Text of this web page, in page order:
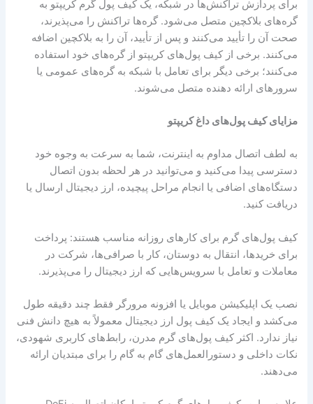
برای پردازش تراکنش‌ها در شبکه، یک کیف پول گرم کریپتو به
گره‌های بلاکچین متصل می‌شود. گره‌ها تراکنش را می‌پذیرند،
صحت آن را تأیید می‌کنند و پس از تأیید، آن را به بلاکچین اضافه
می‌کنند. برخی از کیف پول‌های کریپتو از گره‌های خود استفاده
می‌کنند؛ برخی دیگر برای تعامل با شبکه به گره‌های عمومی یا
سرورهای ارائه دهنده متصل می‌شوند.
مزایای کیف پول‌های داغ کریپتو
به لطف اتصال مداوم به اینترنت، شما به سرعت به وجوه خود
دسترسی پیدا می‌کنید و می‌توانید در هر لحظه بدون اتصال
دستگاه‌های اضافی یا انجام مراحل پیچیده، ارز دیجیتال ارسال یا
دریافت کنید.
کیف پول‌های گرم برای کارهای روزانه مناسب هستند: پرداخت
برای خریدها، انتقال به دوستان، کار با صرافی‌ها، شرکت در
معاملات و تعامل با سرویس‌هایی که ارز دیجیتال را می‌پذیرند.
نصب یک اپلیکیشن موبایل یا افزونه مرورگر فقط چند دقیقه طول
می‌کشد و ایجاد یک کیف پول ارز دیجیتال معمولاً به هیچ دانش فنی
نیاز ندارد. اکثر کیف پول‌های گرم مدرن، رابط‌های کاربری شهودی،
نکات داخلی و دستورالعمل‌های گام به گام را برای مبتدیان ارائه
می‌دهند.